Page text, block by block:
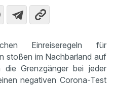
Einreiseregeln für
stoßen im Nachbarland auf
Grenzgänger bei jeder
negativen Corona-Test